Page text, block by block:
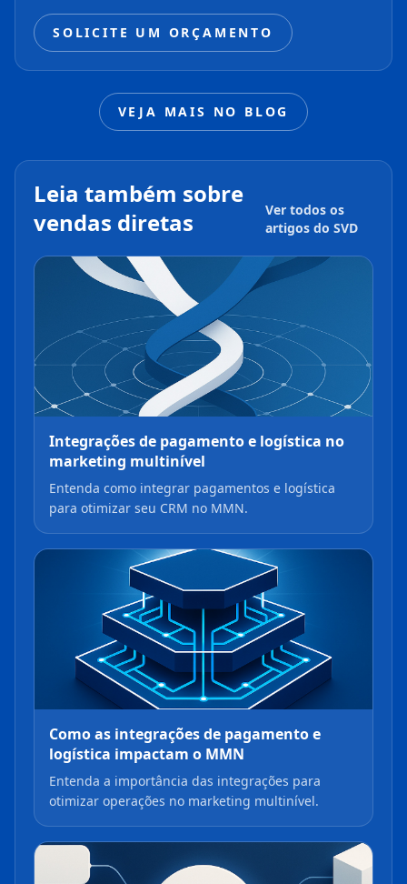
SOLICITE UM ORÇAMENTO
VEJA MAIS NO BLOG
Leia também sobre
vendas diretas
Ver todos os
artigos do SVD
Integrações de pagamento e logística no
marketing multinível
Entenda como integrar pagamentos e logística
para otimizar seu CRM no MMN.
Como as integrações de pagamento e
logística impactam o MMN
Entenda a importância das integrações para
otimizar operações no marketing multinível.